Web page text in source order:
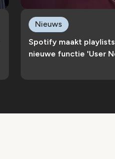
Spotify maakt
nieuwe functie 'User
Nieuws